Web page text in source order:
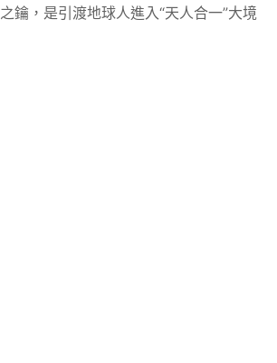
鑰，是引渡地球人進入“天人合一”大境